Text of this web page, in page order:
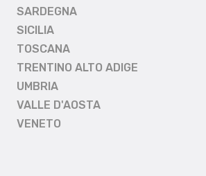
SARDEGNA
SICILIA
TOSCANA
TRENTINO ALTO ADIGE
UMBRIA
VALLE D'AOSTA
VENETO